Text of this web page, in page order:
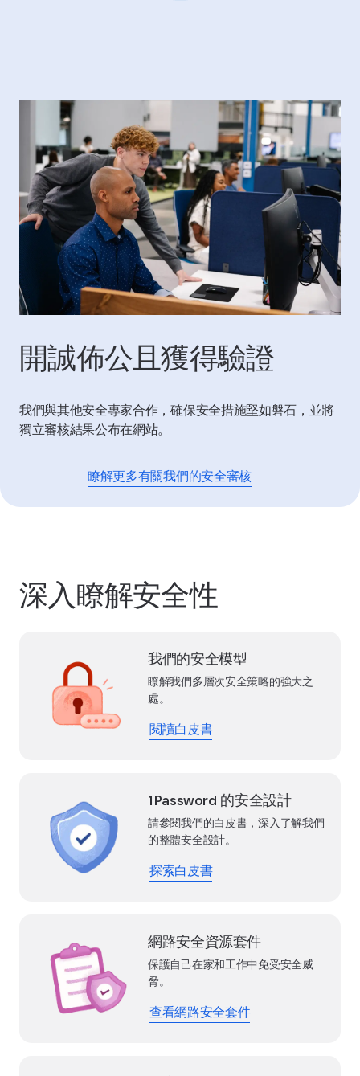
開誠佈公且獲得驗證
我們與其他安全專家合作，確保安全措施堅如磐石，並將
獨立審核結果公布在網站。
瞭解更多有關我們的安全審核
深入瞭解安全性
我們的安全模型
瞭解我們多層次安全策略的強大之
處。
閱讀白皮書
1Password 的安全設計
請參閱我們的白皮書，深入了解我們
的整體安全設計。
探索白皮書
網路安全資源套件
保護自己在家和工作中免受安全威
脅。
查看網路安全套件